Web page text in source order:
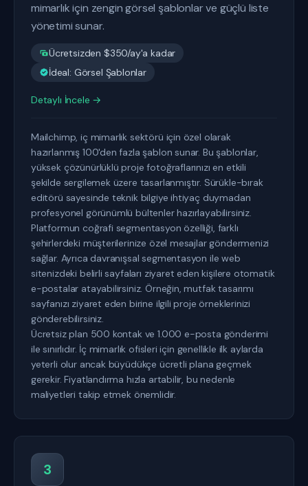
mimarlık için zengin görsel şablonlar ve güçlü liste
yönetimi sunar.
Ücretsizden $350/ay'a kadar
İdeal: Görsel Şablonlar
Detaylı İncele →
Mailchimp, iç mimarlık sektörü için özel olarak
hazırlanmış 100'den fazla şablon sunar. Bu şablonlar,
yüksek çözünürlüklü proje fotoğraflarınızı en etkili
şekilde sergilemek üzere tasarlanmıştır. Sürükle-bırak
editörü sayesinde teknik bilgiye ihtiyaç duymadan
profesyonel görünümlü bültenler hazırlayabilirsiniz.
Platformun coğrafi segmentasyon özelliği, farklı
şehirlerdeki müşterilerinize özel mesajlar göndermenizi
sağlar. Ayrıca davranışsal segmentasyon ile web
sitenizdeki belirli sayfaları ziyaret eden kişilere otomatik
e-postalar atayabilirsiniz. Örneğin, mutfak tasarımı
sayfanızı ziyaret eden birine ilgili proje örneklerinizi
gönderebilirsiniz.
Ücretsiz plan 500 kontak ve 1.000 e-posta gönderimi
ile sınırlıdır. İç mimarlık ofisleri için genellikle ilk aylarda
yeterli olur ancak büyüdükçe ücretli plana geçmek
gerekir. Fiyatlandırma hızla artabilir, bu nedenle
maliyetleri takip etmek önemlidir.
3